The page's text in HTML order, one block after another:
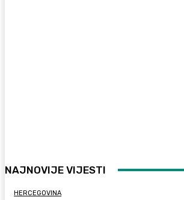
NAJNOVIJE VIJESTI
HERCEGOVINA